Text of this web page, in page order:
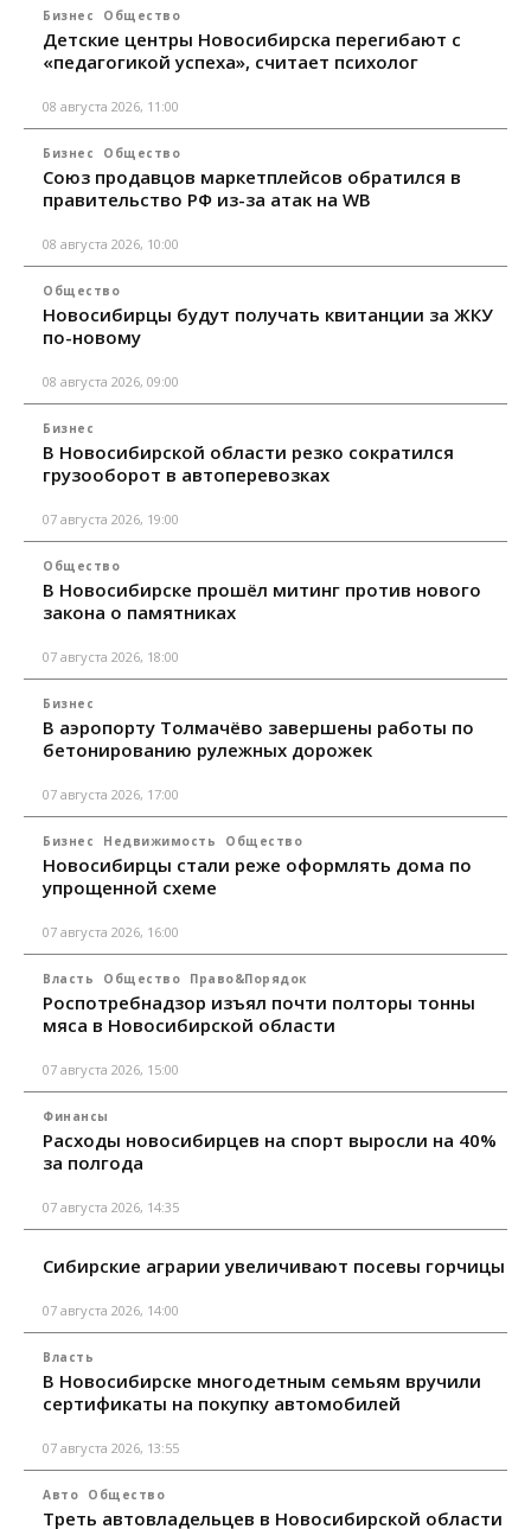
Бизнес Общество
Детские центры Новосибирска перегибают с
«педагогикой успеха», считает психолог
08 августа 2026, 11:00
Бизнес Общество
Союз продавцов маркетплейсов обратился в
правительство РФ из-за атак на WB
08 августа 2026, 10:00
Общество
Новосибирцы будут получать квитанции за ЖКУ
по-новому
08 августа 2026, 09:00
Бизнес
В Новосибирской области резко сократился
грузооборот в автоперевозках
07 августа 2026, 19:00
Общество
В Новосибирске прошёл митинг против нового
закона о памятниках
07 августа 2026, 18:00
Бизнес
В аэропорту Толмачёво завершены работы по
бетонированию рулежных дорожек
07 августа 2026, 17:00
Бизнес Недвижимость Общество
Новосибирцы стали реже оформлять дома по
упрощенной схеме
07 августа 2026, 16:00
Власть Общество Право&Порядок
Роспотребнадзор изъял почти полторы тонны
мяса в Новосибирской области
07 августа 2026, 15:00
Финансы
Расходы новосибирцев на спорт выросли на 40%
за полгода
07 августа 2026, 14:35
Сибирские аграрии увеличивают посевы горчицы
07 августа 2026, 14:00
Власть
В Новосибирске многодетным семьям вручили
сертификаты на покупку автомобилей
07 августа 2026, 13:55
Авто Общество
Треть автовладельцев в Новосибирской области